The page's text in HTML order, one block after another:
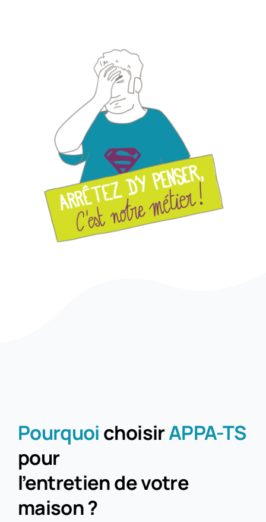
Pourquoi choisirAPPA-TS
pour
l’entretien de votre
maison ?